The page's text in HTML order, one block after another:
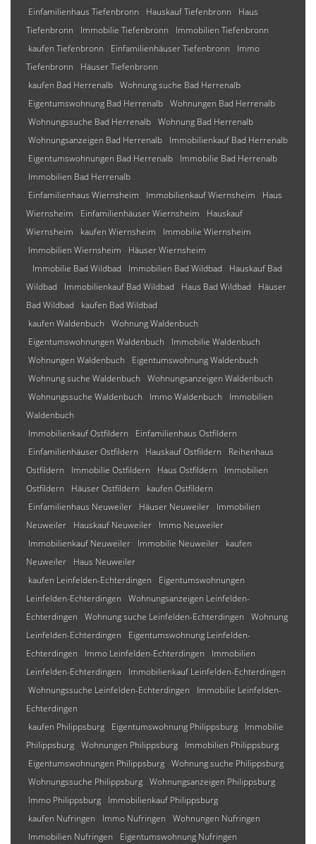
Einfamilienhaus Tiefenbronn
Hauskauf Tiefenbronn
Haus
Tiefenbronn
Immobilie Tiefenbronn
Immobilien Tiefenbronn
kaufen Tiefenbronn
Einfamilienhäuser Tiefenbronn
Immo
Tiefenbronn
Häuser Tiefenbronn
kaufen Bad Herrenalb Wohnung suche Bad Herrenalb
Eigentumswohnung Bad Herrenalb Wohnungen Bad Herrenalb
Wohnungssuche Bad Herrenalb Wohnung Bad Herrenalb
Wohnungsanzeigen Bad Herrenalb
Immobilienkauf Bad Herrenalb
Eigentumswohnungen Bad Herrenalb
Immobilie Bad Herrenalb
Immobilien Bad Herrenalb
Einfamilienhaus Wiernsheim
Immobilienkauf Wiernsheim
Haus
Wiernsheim
Einfamilienhäuser Wiernsheim
Hauskauf
Wiernsheim
kaufen Wiernsheim
Immobilie Wiernsheim
Immobilien Wiernsheim
Häuser Wiernsheim
Immobilie Bad Wildbad
Immobilien Bad Wildbad
Hauskauf Bad
Wildbad
Immobilienkauf Bad Wildbad Haus Bad Wildbad
Häuser
Bad Wildbad
kaufen Bad Wildbad
kaufen Waldenbuch
Wohnung Waldenbuch
Eigentumswohnungen Waldenbuch
Immobilie Waldenbuch
Wohnungen Waldenbuch
Eigentumswohnung Waldenbuch
Wohnung suche Waldenbuch
Wohnungsanzeigen Waldenbuch
Wohnungssuche Waldenbuch
Immo Waldenbuch
Immobilien
Waldenbuch
Immobilienkauf Ostfildern
Einfamilienhaus Ostfildern
Einfamilienhäuser Ostfildern
Hauskauf Ostfildern
Reihenhaus
Ostfildern
Immobilie Ostfildern Haus Ostfildern
Immobilien
Ostfildern
Häuser Ostfildern
kaufen Ostfildern
Einfamilienhaus Neuweiler
Häuser Neuweiler
Immobilien
Neuweiler
Hauskauf Neuweiler
Immo Neuweiler
Immobilienkauf Neuweiler
Immobilie Neuweiler
kaufen
Neuweiler
Haus Neuweiler
kaufen Leinfelden-Echterdingen
Eigentumswohnungen
Leinfelden-Echterdingen
Wohnungsanzeigen Leinfelden-
Echterdingen
Wohnung suche Leinfelden-Echterdingen
Wohnung
Leinfelden-Echterdingen
Eigentumswohnung Leinfelden-
Echterdingen
Immo Leinfelden-Echterdingen
Immobilien
Leinfelden-Echterdingen
Immobilienkauf Leinfelden-Echterdingen
Wohnungssuche Leinfelden-Echterdingen
Immobilie Leinfelden-
Echterdingen
kaufen Philippsburg
Eigentumswohnung Philippsburg
Immobilie
Philippsburg Wohnungen Philippsburg
Immobilien Philippsburg
Eigentumswohnungen Philippsburg Wohnung suche Philippsburg
Wohnungssuche Philippsburg Wohnungsanzeigen Philippsburg
Immo Philippsburg
Immobilienkauf Philippsburg
kaufen Nufringen
Immo Nufringen
Wohnungen Nufringen
Immobilien Nufringen
Eigentumswohnung Nufringen